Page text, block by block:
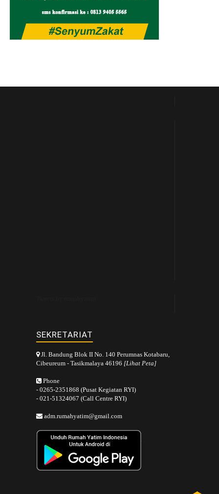
SEKRETARIAT
Jl. Bandung Blok II No. 140 Perumnas Kotabaru,
Cibeureum - Tasikmalaya 46196 [Lihat Peta]
Phone
- 0265-2351868 (Pusat Kegiatan RYI)
- 021-51324067 (Call Centre RYI)
adm.rumahyatim@gmail.com